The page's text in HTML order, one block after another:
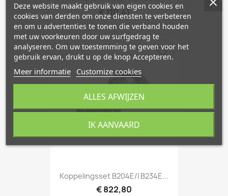
€ 110,41
Koppelingsset B204E/i B234E...
€ 822,80
favorite_border
Deze website maakt gebruik van eigen cookies en
cookies van derden om onze diensten te verbeteren
en om u advertenties te tonen die verband houden
met uw voorkeuren door uw surfgedrag te
analyseren. Om uw toestemming te geven voor het
gebruik ervan, drukt u op de knop Accepteren.
Meer informatie Customize cookies
ALLES AFWIJZEN
IK AANVAARD